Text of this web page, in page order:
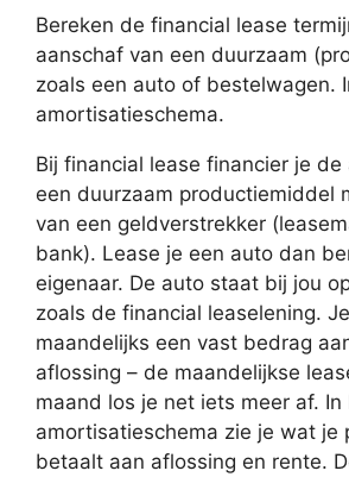
Bereken de financial lease
aanschaf van een duurzaam
zoals een auto of bestelwagen.
amortisatieschema.
Bij financial lease financier je de
een duurzaam productiemiddel
van een geldverstrekker
bank). Lease je een auto dan
eigenaar. De auto staat bij jou
zoals de financial leaselening.
maandelijks een vast bedrag
aflossing – de maandelijkse
maand los je net iets meer af. In
amortisatieschema zie je wat je
betaalt aan aflossing en rente.